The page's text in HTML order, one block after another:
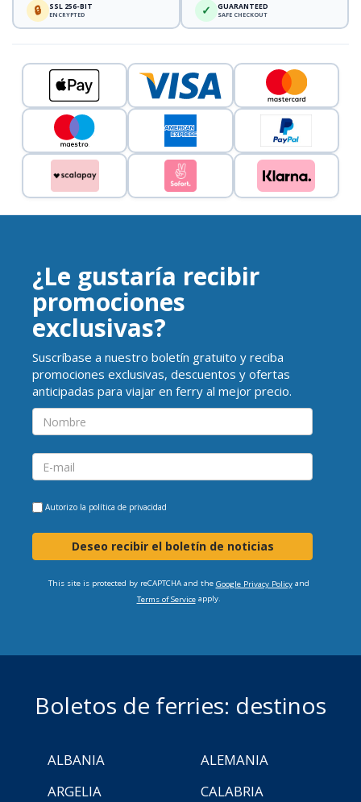
🔒 SSL 256-BIT
ENCRYPTED ✓ GUARANTEED
SAFE CHECKOUT
¿Le gustaría recibir
promociones
exclusivas?
Suscríbase a nuestro boletín gratuito y reciba
promociones exclusivas, descuentos y ofertas
anticipadas para viajar en ferry al mejor precio.
Autorizo la política de privacidad
Deseo recibir el boletín de noticias
This site is protected by reCAPTCHA and the Google Privacy Policyand
Terms of Serviceapply.
Boletos de ferries: destinos
ALBANIA
ALEMANIA
ARGELIA
CALABRIA